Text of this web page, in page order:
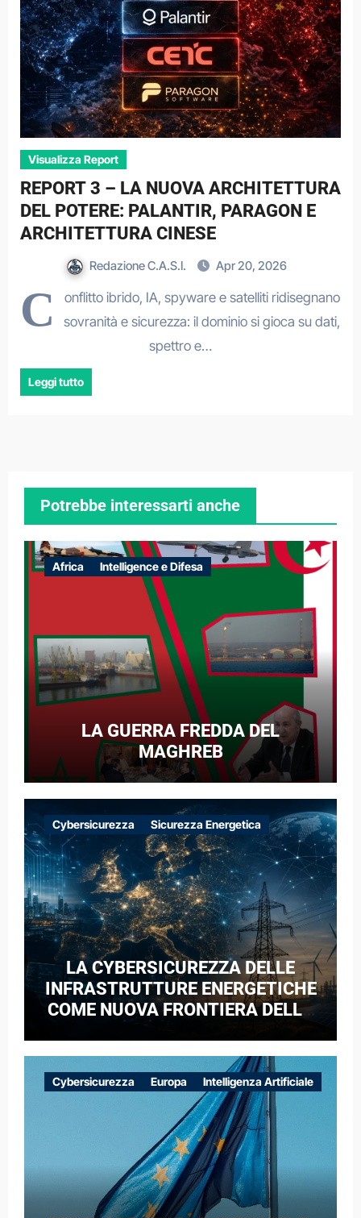
Visualizza Report
REPORT 3 – LA NUOVA ARCHITETTURA
DEL POTERE: PALANTIR, PARAGON E
ARCHITETTURA CINESE
Redazione C.A.S.I. Apr 20, 2026
C
onflitto ibrido, IA, spyware e satelliti ridisegnano
sovranità e sicurezza: il dominio si gioca su dati,
spettro e…
Leggi tutto
Potrebbe interessarti anche
Africa Intelligence e Difesa
LA GUERRA FREDDA DEL
MAGHREB
Cybersicurezza Sicurezza Energetica
LA CYBERSICUREZZA DELLE
INFRASTRUTTURE ENERGETICHE
COME NUOVA FRONTIERA DELLA
CASO DELLE RETI ELETTRICHE
EUROPEE NEL CONTESTO DELLA
GUERRA IBRIDA
Cybersicurezza Europa Intelligenza Artificiale